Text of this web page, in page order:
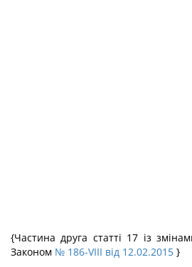
{Частина друга статті 17 із
Законом № 186-VIII від 12.02.2015 }